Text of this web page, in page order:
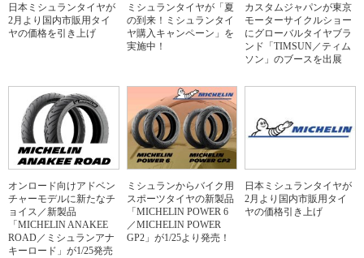
日本ミシュランタイヤが
2月より国内市販用タイ
ヤの価格を引き上げ
ミシュランタイヤが「夏
の到来！ミシュランタイ
ヤ購入キャンペーン」を
実施中！
カスタムジャパンが東京
モーターサイクルショー
にグローバルタイヤブラ
ンド「TIMSUN／ティム
ソン」のブースを出展
オンロード向けアドベン
チャーモデルに新たなチ
ョイス／新製品
「MICHELIN ANAKEE
ROAD／ミシュランアナ
キーロード」が1/25発売
ミシュランからバイク用
スポーツタイヤの新製品
「MICHELIN POWER 6
／MICHELIN POWER
GP2」が1/25より発売！
日本ミシュランタイヤが
2月より国内市販用タイ
ヤの価格引き上げ